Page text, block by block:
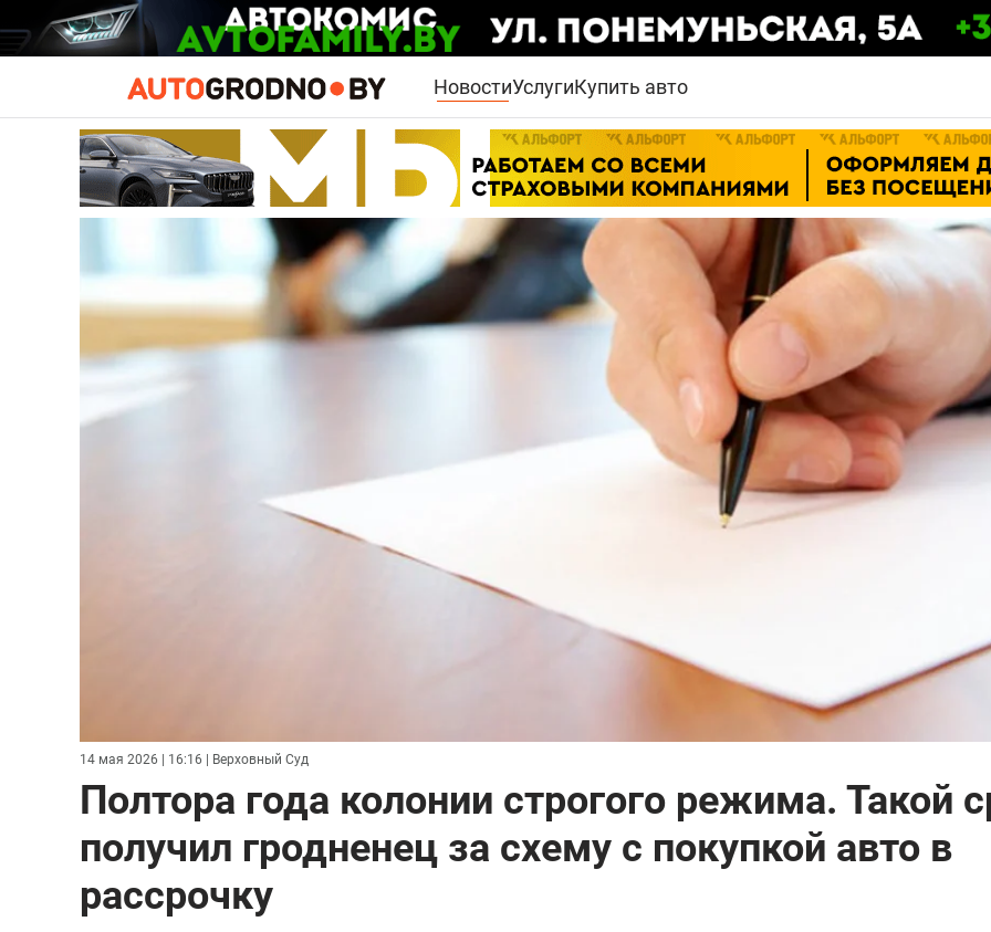
НовостиУслугиКупить авто
14 мая 2026 | 16:16 | Верховный Суд
Полтора года колонии строгого режима. Такой
получил гродненец за схему с покупкой авто в
рассрочку